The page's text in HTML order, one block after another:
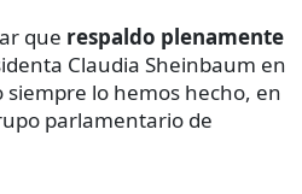
que respaldo plenamente
Claudia Sheinbaum en
lo hemos hecho, en
parlamentario de